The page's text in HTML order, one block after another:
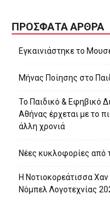
ΠΡΌΣΦΑΤΑ ΆΡΘΡΑ
Εγκαινιάστηκε το
Μήνας Ποίησης στο
Το Παιδικό & Εφηβικό
Αθήνας έρχεται με το
άλλη χρονιά
Νέες κυκλοφορίες από
Η Νοτιοκορεάτισσα Χαν
Νόμπελ Λογοτεχνίας